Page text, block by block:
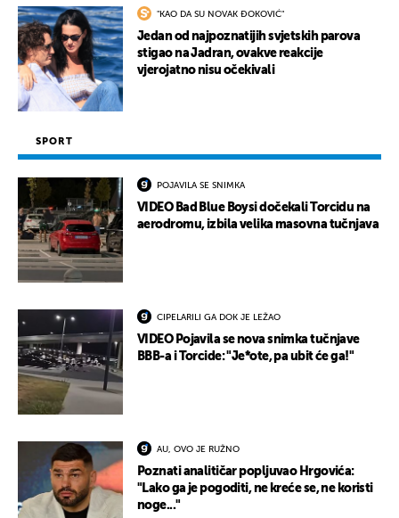
"KAO DA SU NOVAK ĐOKOVIĆ"
Jedan od najpoznatijih svjetskih parova
stigao na Jadran, ovakve reakcije
vjerojatno nisu očekivali
SPORT
POJAVILA SE SNIMKA
VIDEO Bad Blue Boysi dočekali Torcidu na
aerodromu, izbila velika masovna tučnjava
CIPELARILI GA DOK JE LEŽAO
VIDEO Pojavila se nova snimka tučnjave
BBB-a i Torcide: "Je*ote, pa ubit će ga!"
AU, OVO JE RUŽNO
Poznati analitičar popljuvao Hrgovića:
"Lako ga je pogoditi, ne kreće se, ne koristi
noge..."